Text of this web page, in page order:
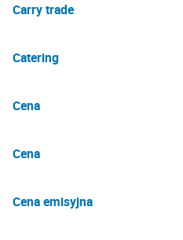
Carry trade
Catering
Cena
Cena
Cena emisyjna